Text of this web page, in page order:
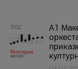
А1